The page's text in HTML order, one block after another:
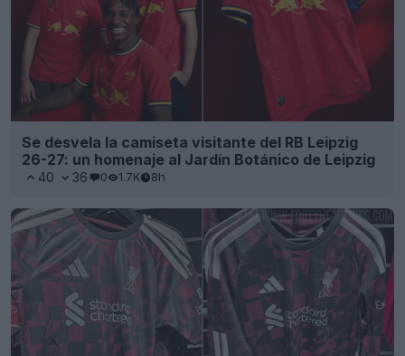
Se desvela la camiseta visitante del RB Leipzig
26-27: un homenaje al Jardín Botánico de Leipzig
40 36 0 1.7K 8h